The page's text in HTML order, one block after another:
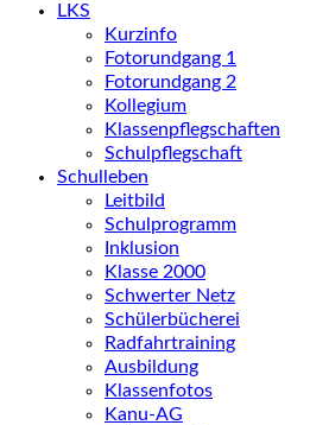
LKS
Kurzinfo
Fotorundgang 1
Fotorundgang 2
Kollegium
Klassenpflegschaften
Schulpflegschaft
Schulleben
Leitbild
Schulprogramm
Inklusion
Klasse 2000
Schwerter Netz
Schülerbücherei
Radfahrtraining
Ausbildung
Klassenfotos
Kanu-AG